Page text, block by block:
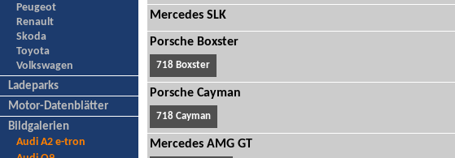
Peugeot
Renault
Skoda
Toyota
Volkswagen
Ladeparks
Motor-Datenblätter
Bildgalerien
Audi A2 e-tron
Mercedes SLK
Porsche Boxster
718 Boxster
Porsche Cayman
718 Cayman
Mercedes AMG GT